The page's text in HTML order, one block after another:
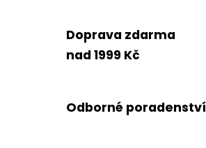
Doprava zdarma
nad 1999 Kč
Odborné poradenství